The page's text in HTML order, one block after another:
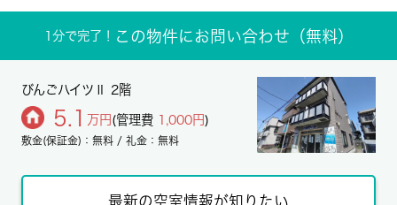
1分で完了！ この物件にお問い合わせ（無料）
びんごハイツⅡ 2階
5.1 万円 (管理費 1,000円)
敷金(保証金)：無料 / 礼金：無料
最新の空室情報が知りたい